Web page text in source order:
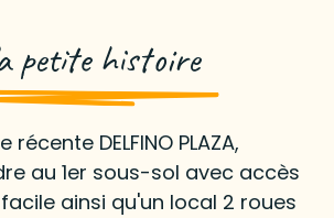
petite histoire
DELFINO PLAZA,
au 1er sous-sol avec accès
ainsi qu'un local 2 roues